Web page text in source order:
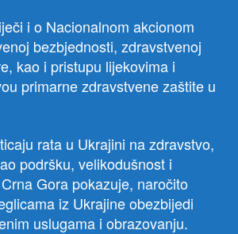
i o Nacionalnom akcionom
bezbjednosti, zdravstvenoj
kao i pristupu lijekovima i
primarne zdravstvene zaštite u
rata u Ukrajini na zdravstvo,
podršku, velikodušnost i
Gora pokazuje, naročito
iz Ukrajine obezbijedi
uslugama i obrazovanju.